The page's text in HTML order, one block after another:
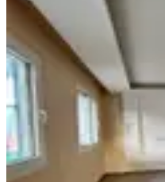
Sarıçam,
2+1·
11.000 ₺
KARDEŞ EMLAK
Ara